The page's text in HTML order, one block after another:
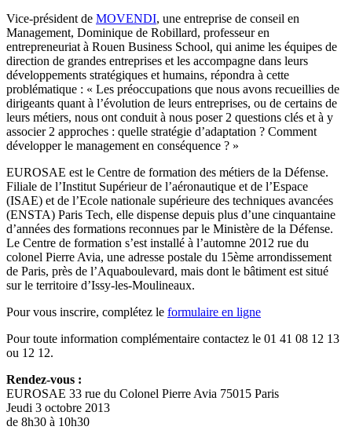
Vice-président de MOVENDI, une entreprise de conseil en
Management, Dominique de Robillard, professeur en
entrepreneuriat à Rouen Business School, qui anime les équipes de
direction de grandes entreprises et les accompagne dans leurs
développements stratégiques et humains, répondra à cette
problématique : « Les préoccupations que nous avons recueillies de
dirigeants quant à l’évolution de leurs entreprises, ou de certains de
leurs métiers, nous ont conduit à nous poser 2 questions clés et à y
associer 2 approches : quelle stratégie d’adaptation ? Comment
développer le management en conséquence ? »
EUROSAE est le Centre de formation des métiers de la Défense.
Filiale de l’Institut Supérieur de l’aéronautique et de l’Espace
(ISAE) et de l’Ecole nationale supérieure des techniques avancées
(ENSTA) Paris Tech, elle dispense depuis plus d’une cinquantaine
d’années des formations reconnues par le Ministère de la Défense.
Le Centre de formation s’est installé à l’automne 2012 rue du
colonel Pierre Avia, une adresse postale du 15ème arrondissement
de Paris, près de l’Aquaboulevard, mais dont le bâtiment est situé
sur le territoire d’Issy-les-Moulineaux.
Pour vous inscrire, complétez le formulaire en ligne
Pour toute information complémentaire contactez le 01 41 08 12 13
ou 12 12.
Rendez-vous :
EUROSAE 33 rue du Colonel Pierre Avia 75015 Paris
Jeudi 3 octobre 2013
de 8h30 à 10h30